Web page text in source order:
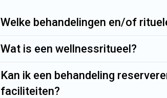
Welke behandelingen en/of
Wat is een wellnessritueel?
Kan ik een behandeling
faciliteiten?